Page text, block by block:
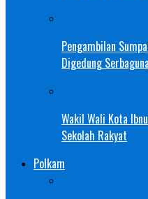
Pengambilan
Digedung Serbaguna
Wakil Wali Kota
Sekolah Rakyat
Polkam